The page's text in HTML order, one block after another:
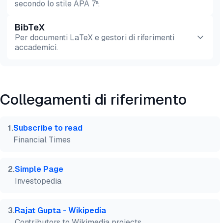
secondo lo stile APA 7ª.
Anteprima
BibTeX
Per documenti LaTeX e gestori di riferimenti
accademici.
@misc{dilmegani2026,
title  = {{Il futuro della consulenza
  month  = mar,
}
Collegamenti di riferimento
1.Subscribe to read
Financial Times
2.Simple Page
Investopedia
3.Rajat Gupta - Wikipedia